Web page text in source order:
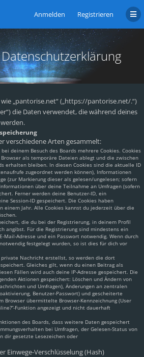
Anmelden Registrieren
„pantorise.net“ („https://pantorise.net/.“)
die Daten verwendet, die während deines
verschiedene Arten gesammelt:
deinem Besuch des Boards mehrere Cookies. Cookies
als temporäre Dateien ablegt und die zwischen
erhalten bleiben. In diesen Cookies sind die aktuelle ID
zugeordnet werden können), Informationen
(zur Markierung dieser als gelesen/ungelesen; sofern
über deine Teilnahme an Umfragen (sofern
Ferner werden deine Benutzer-ID, ein
Session-ID gespeichert. Die Cookies haben
einem Jahr. Alle Cookies kannst du jederzeit über die
die du bei der Registrierung, in deinem Profil
angibst. Für die Registrierung sind mindestens ein
Mail-Adresse und ein Passwort notwendig. Wenn durch
festgelegt wurden, so ist dies für dich vor
Nachricht erstellst, so werden die dort
Gleiches gilt, wenn du einen Beitrag als
Fällen wird auch deine IP-Adresse gespeichert. Die
Aktionen gespeichert: Löschen und Ändern von
und Umfragen), Änderungen an zentralen
Benutzer-Passwort) und gescheiterte
Browser übermittelte Browser-Kennzeichnung (User
Funktion angezeigt und nicht dauerhaft
des Boards, dass weitere Daten gespeichert
bei Umfragen, der Gelesen-Status von
dir gesetzte Lesezeichen oder
Einwege-Verschlüsselung (Hash)